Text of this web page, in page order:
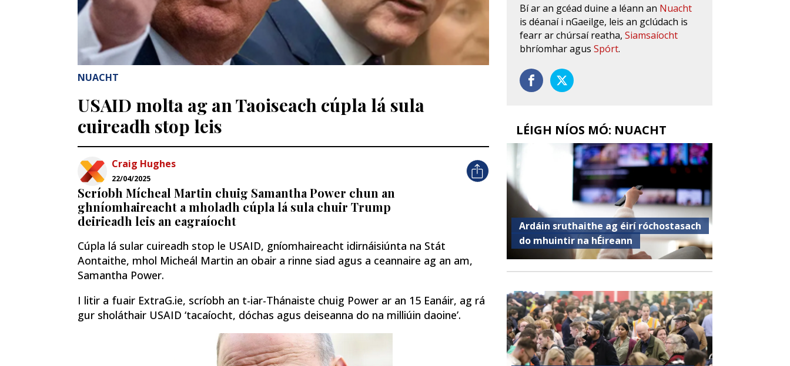
NUACHT
USAID molta ag an Taoiseach cúpla lá sula
cuireadh stop leis
Craig Hughes
22/04/2025
Scríobh Mícheal Martin chuig Samantha Power chun an
ghníomhaireacht a mholadh cúpla lá sula chuir Trump
deirieadh leis an eagraíocht
Cúpla lá sular cuireadh stop le USAID, gníomhaireacht idirnáisiúnta na Stát
Aontaithe, mhol Micheál Martin an obair a rinne siad agus a ceannaire ag an am,
Samantha Power.
I litir a fuair ExtraG.ie, scríobh an t-iar-Thánaiste chuig Power ar an 15 Eanáir, ag rá
gur sholáthair USAID ‘tacaíocht, dóchas agus deiseanna do na milliúin daoine’.
Bí ar an gcéad duine a léann an Nuacht
is déanaí i nGaeilge, leis an gclúdach is
fearr ar chúrsaí reatha,Siamsaíocht
bhríomhar agusSpórt.
LÉIGH NÍOS MÓ: NUACHT
Ardáin sruthaithe ag éirí róchostasach
do mhuintir na hÉireann